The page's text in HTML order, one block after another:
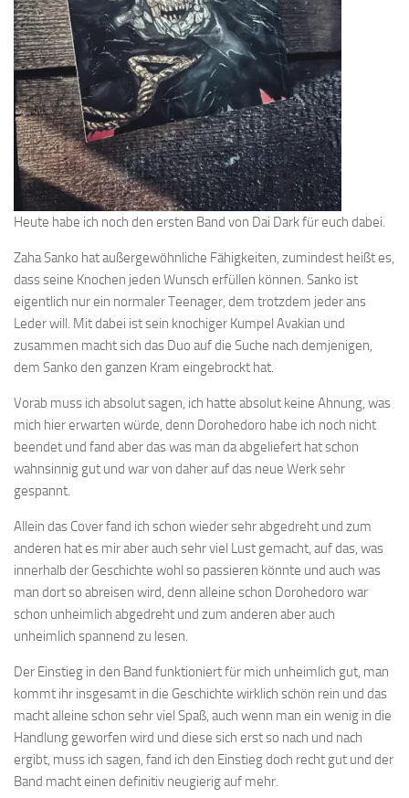
Heute habe ich noch den ersten Band von Dai Dark für euch dabei.
Zaha Sanko hat außergewöhnliche Fähigkeiten, zumindest heißt es,
dass seine Knochen jeden Wunsch erfüllen können. Sanko ist
eigentlich nur ein normaler Teenager, dem trotzdem jeder ans
Leder will. Mit dabei ist sein knochiger Kumpel Avakian und
zusammen macht sich das Duo auf die Suche nach demjenigen,
dem Sanko den ganzen Kram eingebrockt hat.
Vorab muss ich absolut sagen, ich hatte absolut keine Ahnung, was
mich hier erwarten würde, denn Dorohedoro habe ich noch nicht
beendet und fand aber das was man da abgeliefert hat schon
wahnsinnig gut und war von daher auf das neue Werk sehr
gespannt.
Allein das Cover fand ich schon wieder sehr abgedreht und zum
anderen hat es mir aber auch sehr viel Lust gemacht, auf das, was
innerhalb der Geschichte wohl so passieren könnte und auch was
man dort so abreisen wird, denn alleine schon Dorohedoro war
schon unheimlich abgedreht und zum anderen aber auch
unheimlich spannend zu lesen.
Der Einstieg in den Band funktioniert für mich unheimlich gut, man
kommt ihr insgesamt in die Geschichte wirklich schön rein und das
macht alleine schon sehr viel Spaß, auch wenn man ein wenig in die
Handlung geworfen wird und diese sich erst so nach und nach
ergibt, muss ich sagen, fand ich den Einstieg doch recht gut und der
Band macht einen definitiv neugierig auf mehr.